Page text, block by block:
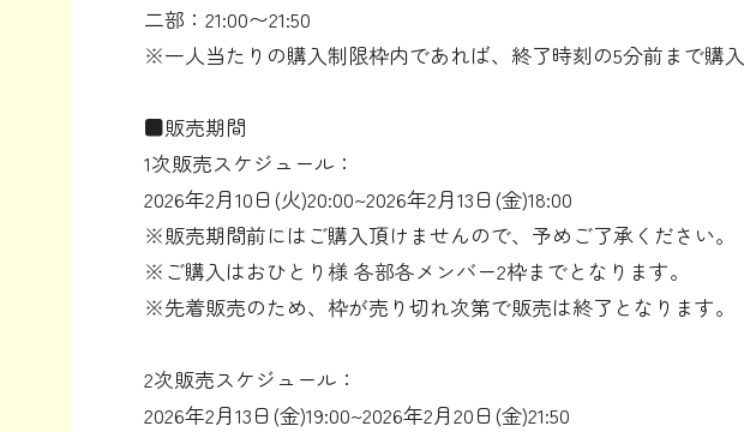
二部：21:00〜21:50
※一人当たりの購入制限枠内であれば、終了時刻の5分前まで購入
■販売期間
1次販売スケジュール：
2026年2月10日(火)20:00~2026年2月13日(金)18:00
※販売期間前にはご購入頂けませんので、予めご了承ください。
※ご購入はおひとり様 各部各メンバー2枠までとなります。
※先着販売のため、枠が売り切れ次第で販売は終了となります。
2次販売スケジュール：
2026年2月13日(金)19:00~2026年2月20日(金)21:50